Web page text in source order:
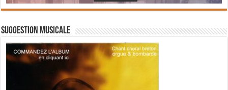
Suggestion musicale